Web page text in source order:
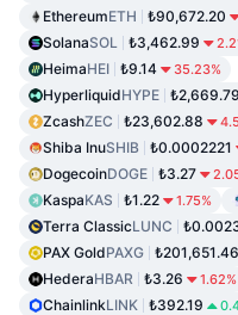
EthereumETH ₺90,672.20
SolanaSOL ₺3,462.99
HeimaHEI ₺9.14 35.23%
HyperliquidHYPE ₺2,669.79
ZcashZEC ₺23,602.88
Shiba InuSHIB ₺0.0002221
DogecoinDOGE ₺3.27
KaspaKAS ₺1.22 1.75%
Terra ClassicLUNC
PAX GoldPAXG ₺201,651.46
HederaHBAR ₺3.26 1.62%
ChainlinkLINK ₺392.19